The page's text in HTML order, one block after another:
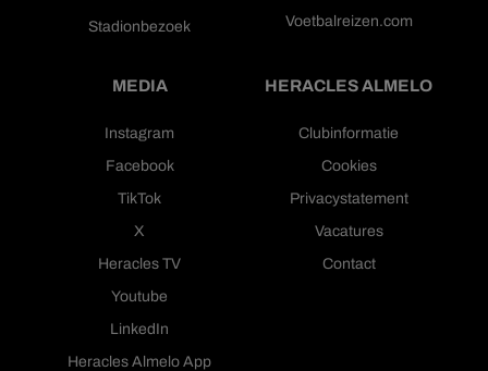
Stadionbezoek
Voetbalreizen.com
MEDIA
Instagram
Facebook
TikTok
X
Heracles TV
Youtube
LinkedIn
Heracles Almelo App
HERACLES ALMELO
Clubinformatie
Cookies
Privacystatement
Vacatures
Contact